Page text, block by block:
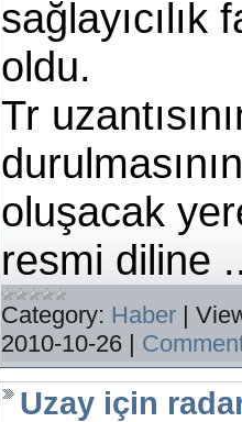
sağlayıcılık
oldu.
Tr
oluşacak
resmi diline
Category: Haber |
2010-10-26 |
Uzay için